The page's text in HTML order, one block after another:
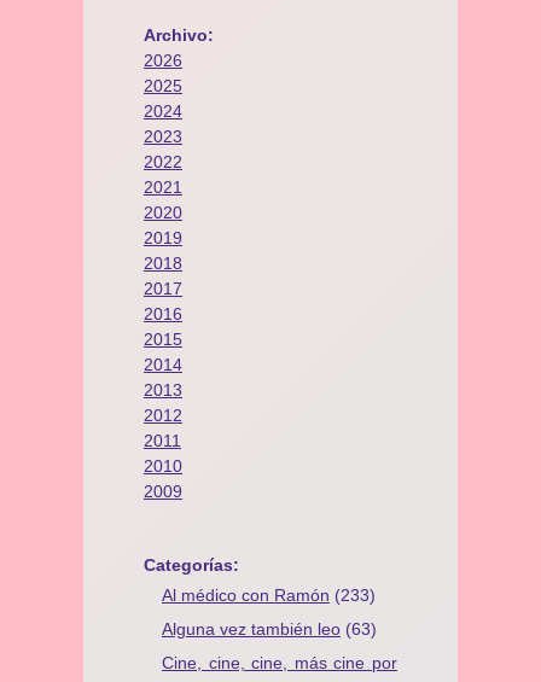
Archivo:
2026
2025
2024
2023
2022
2021
2020
2019
2018
2017
2016
2015
2014
2013
2012
2011
2010
2009
Categorías:
Al médico con Ramón (233)
Alguna vez también leo (63)
Cine, cine, cine, más cine por